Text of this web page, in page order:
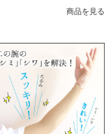
商品を見る